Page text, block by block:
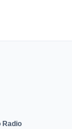
Radio